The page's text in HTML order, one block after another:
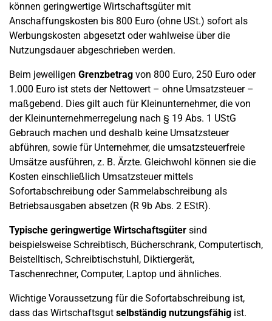
können geringwertige Wirtschaftsgüter mit
Anschaffungskosten bis 800 Euro (ohne USt.) sofort als
Werbungskosten abgesetzt oder wahlweise über die
Nutzungsdauer abgeschrieben werden.
Beim jeweiligen Grenzbetrag von 800 Euro, 250 Euro oder
1.000 Euro ist stets der Nettowert – ohne Umsatzsteuer –
maßgebend. Dies gilt auch für Kleinunternehmer, die von
der Kleinunternehmerregelung nach § 19 Abs. 1 UStG
Gebrauch machen und deshalb keine Umsatzsteuer
abführen, sowie für Unternehmer, die umsatzsteuerfreie
Umsätze ausführen, z. B. Ärzte. Gleichwohl können sie die
Kosten einschließlich Umsatzsteuer mittels
Sofortabschreibung oder Sammelabschreibung als
Betriebsausgaben absetzen (R 9b Abs. 2 EStR).
Typische geringwertige Wirtschaftsgüter sind
beispielsweise Schreibtisch, Bücherschrank, Computertisch,
Beistelltisch, Schreibtischstuhl, Diktiergerät,
Taschenrechner, Computer, Laptop und ähnliches.
Wichtige Voraussetzung für die Sofortabschreibung ist,
dass das Wirtschaftsgut selbständig nutzungsfähig ist.